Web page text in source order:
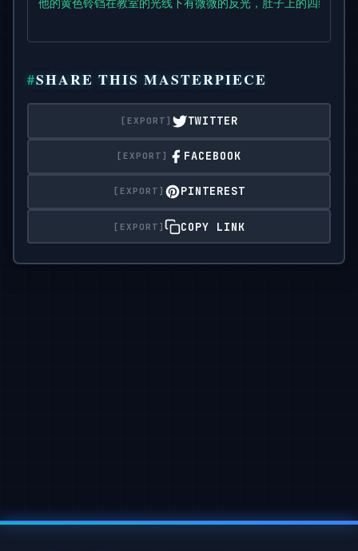
他的黄色铃铛在教室的光线下有微微的反光，肚子上的四维口袋
背景细节（黑板）：他身后的黑板上，画着一幅用各色粉笔手
在黑板的顶上或者角落，用可爱的粉笔字体写上标题：“哆啦A
场景： 一间普通的日本教室，桌椅摆放整齐，夕阳的余晖从窗
画面比例是4:3。从学生的座位视角看过去，哆啦A梦和讲台在
前景：
画面最前面可以带到一两张学生的课桌椅，让视角更具代入感
风格和技术要求
风格：
SHARE THIS MASTERPIECE
TWITTER
FACEBOOK
PINTEREST
COPY LINK